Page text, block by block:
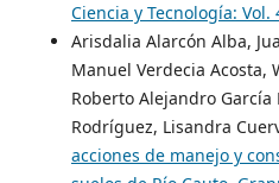
Ciencia y Tecnología: Vol.
Arisdalia Alarcón Alba,
Manuel Verdecia Acosta,
Roberto Alejandro García
Rodríguez, Lisandra
acciones de manejo y